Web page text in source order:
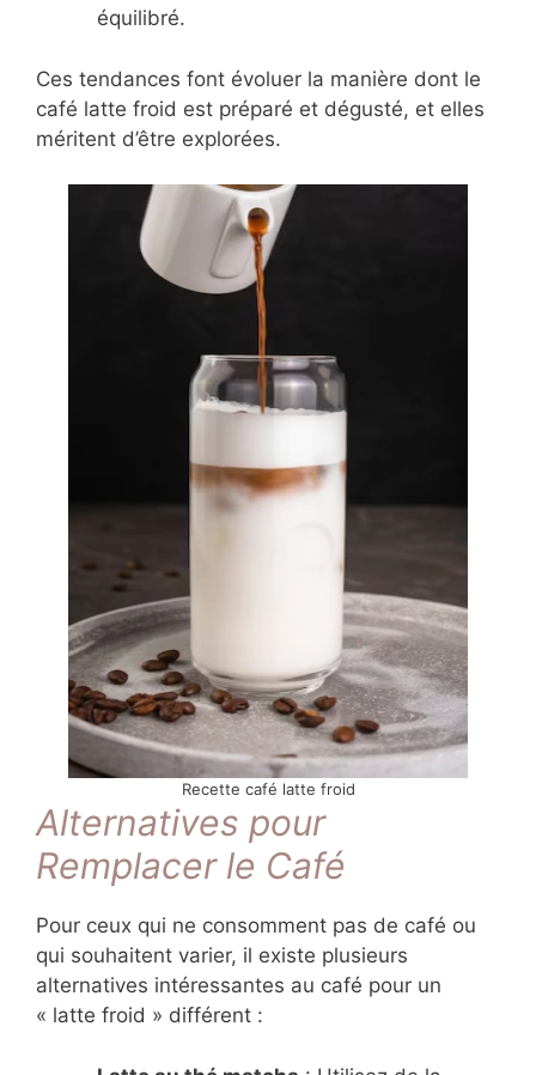
équilibré.
Ces tendances font évoluer la manière dont le
café latte froid est préparé et dégusté, et elles
méritent d’être explorées.
Recette café latte froid
Alternatives pour
Remplacer le Café
Pour ceux qui ne consomment pas de café ou
qui souhaitent varier, il existe plusieurs
alternatives intéressantes au café pour un
« latte froid » différent :